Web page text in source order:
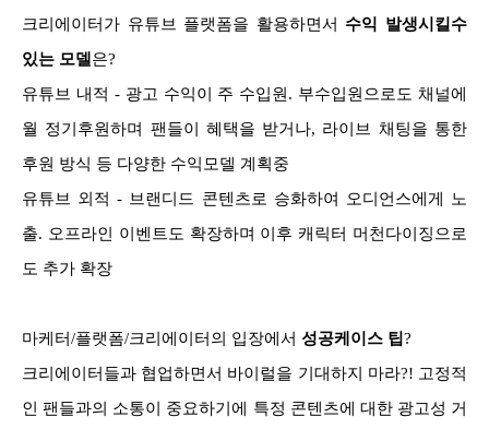
크리에이터가 유튜브 플랫폼을 활용하면서 수익 발생시킬수
있는 모델 은?
유튜브 내적 - 광고 수익이 주 수입원. 부수입원으로도 채널에
월 정기후원하며 팬들이 혜택을 받거나, 라이브 채팅을 통한
후원 방식 등 다양한 수익모델 계획중
유튜브 외적 - 브랜디드 콘텐츠로 승화하여 오디언스에게 노
출. 오프라인 이벤트도 확장하며 이후 캐릭터 머천다이징으로
도 추가 확장
마케터/플랫폼/크리에이터의 입장에서 성공케이스 팁?
크리에이터들과 협업하면서 바이럴을 기대하지 마라?! 고정적
인팬들과의 소통이 중요하기에 특정 콘텐츠에 대한 광고성 거